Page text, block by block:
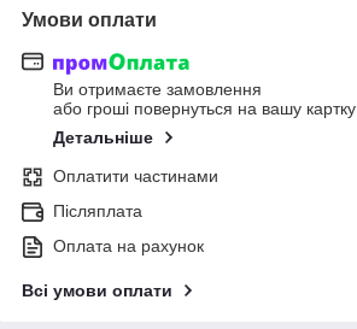
Умови оплати
Ви отримаєте замовлення
або гроші повернуться на вашу картку
Детальніше
Оплатити частинами
Післяплата
Оплата на рахунок
Всі умови оплати